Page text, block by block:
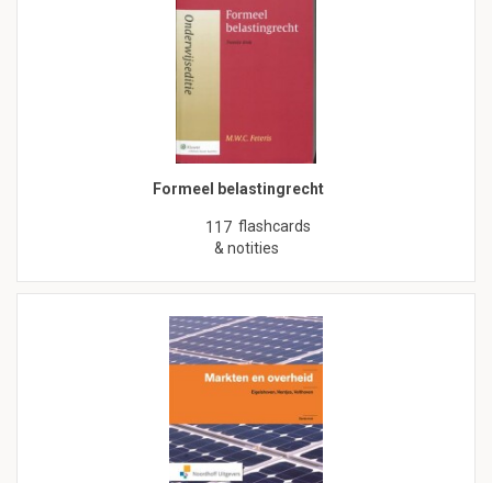
Formeel belastingrecht
117 flashcards
& notities